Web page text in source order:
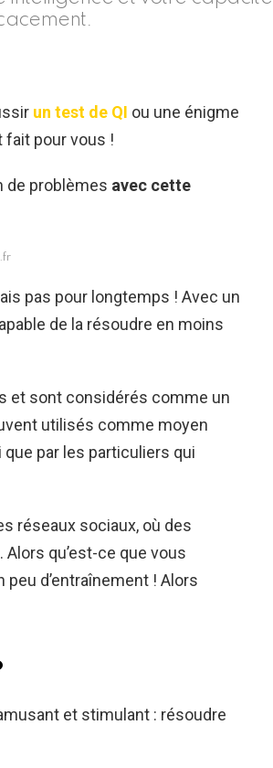
un test de QI ou une énigme
fait pour vous !
de problèmes avec cette
pas pour longtemps ! Avec un
de la résoudre en moins
et sont considérés comme un
utilisés comme moyen
par les particuliers qui
réseaux sociaux, où des
qu’est-ce que vous
d’entraînement ! Alors
et stimulant : résoudre